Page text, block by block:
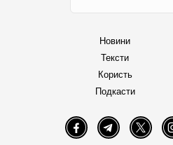
Новини
Тексти
Користь
Подкасти
FacebookTelegramTwitter